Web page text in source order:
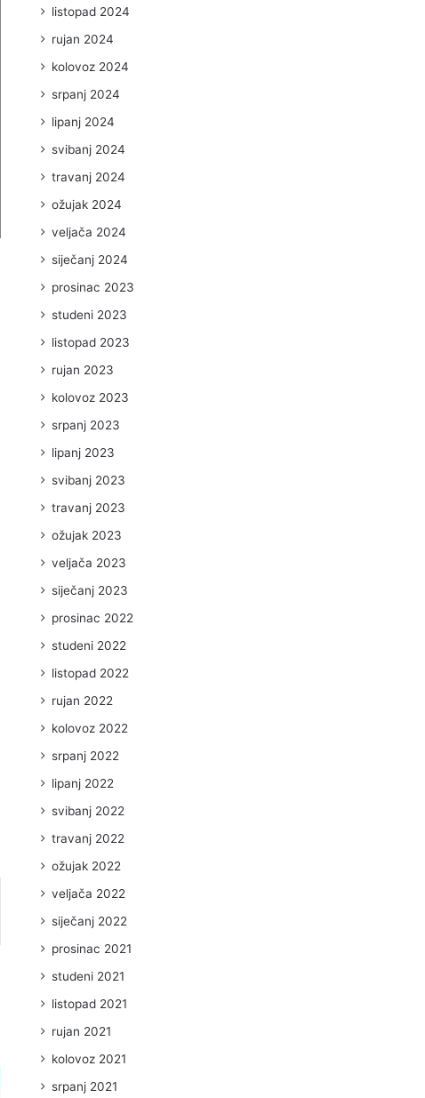
listopad 2024
rujan 2024
kolovoz 2024
srpanj 2024
lipanj 2024
svibanj 2024
travanj 2024
ožujak 2024
veljača 2024
siječanj 2024
prosinac 2023
studeni 2023
listopad 2023
rujan 2023
kolovoz 2023
srpanj 2023
lipanj 2023
svibanj 2023
travanj 2023
ožujak 2023
veljača 2023
siječanj 2023
prosinac 2022
studeni 2022
listopad 2022
rujan 2022
kolovoz 2022
srpanj 2022
lipanj 2022
svibanj 2022
travanj 2022
ožujak 2022
veljača 2022
siječanj 2022
prosinac 2021
studeni 2021
listopad 2021
rujan 2021
kolovoz 2021
srpanj 2021